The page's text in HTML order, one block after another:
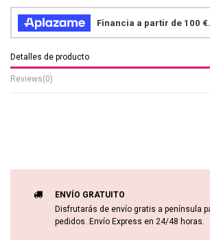
Detalles de producto
Reviews(0)
ENVÍO GRATUITO
Disfrutarás de envío gratis a península
pedidos. Envío Express en 24/48 horas.